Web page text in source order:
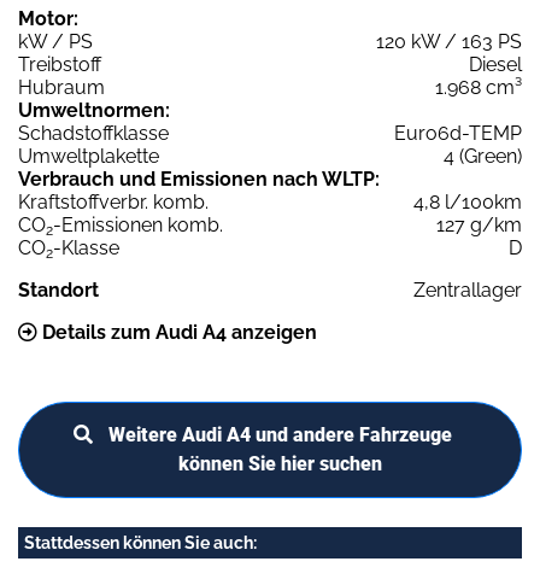
Motor:
kW / PS
120 kW / 163 PS
Treibstoff
Diesel
Hubraum
1.968 cm³
Umweltnormen:
Schadstoffklasse
Euro6d-TEMP
Umweltplakette
4 (Green)
Verbrauch und Emissionen nach WLTP:
Kraftstoffverbr. komb.
4,8 l/100km
CO2-Emissionen komb.
127 g/km
CO2-Klasse
D
Standort
Zentrallager
Details zum Audi A4 anzeigen
Weitere Audi A4 und andere Fahrzeuge
können Sie hier suchen
Stattdessen können Sie auch: